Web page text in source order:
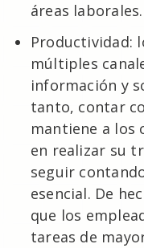
áreas laborales.
Productividad:
múltiples
información y
tanto, contar
mantiene a los
en realizar su
seguir
esencial. De
que los
tareas de